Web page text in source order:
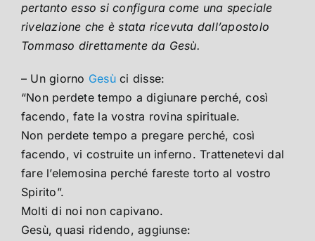
pertanto esso si configura come una speciale
rivelazione che è stata ricevuta dall’apostolo
Tommaso direttamente da Gesù.
– Un giorno Gesùci disse:
“Non perdete tempo a digiunare perché, così
facendo, fate la vostra rovina spirituale.
Non perdete tempo a pregare perché, così
facendo, vi costruite un inferno. Trattenetevi dal
fare l’elemosina perché fareste torto al vostro
Spirito”.
Molti di noi non capivano.
Gesù, quasi ridendo, aggiunse: